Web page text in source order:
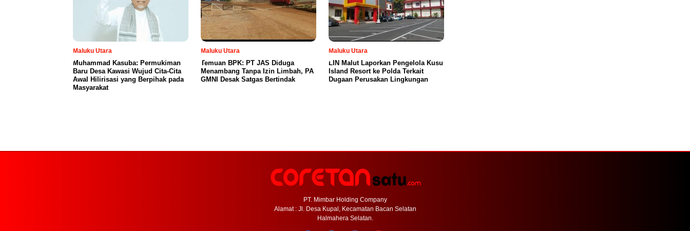
Maluku Utara
Muhammad Kasuba: Permukiman
Baru Desa Kawasi Wujud Cita-Cita
Awal Hilirisasi yang Berpihak pada
Masyarakat
Maluku Utara
Temuan BPK: PT JAS Diduga
Menambang Tanpa Izin Limbah, PA
GMNI Desak Satgas Bertindak
Maluku Utara
LIN Malut Laporkan Pengelola Kusu
Island Resort ke Polda Terkait
Dugaan Perusakan Lingkungan
PT. Mimbar Holding Company
Alamat : Jl. Desa Kupal, Kecamatan Bacan Selatan
Halmahera Selatan.